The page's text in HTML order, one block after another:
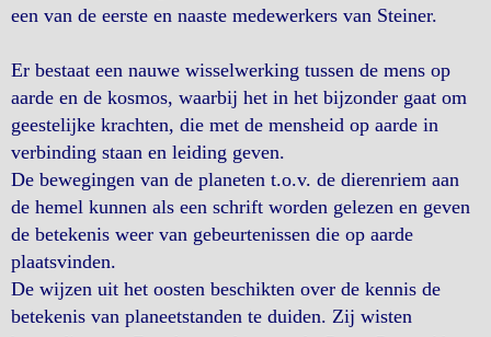
een van de eerste en naaste medewerkers van Steiner.
Er bestaat een nauwe wisselwerking tussen de mens op
aarde en de kosmos, waarbij het in het bijzonder gaat om
geestelijke krachten, die met de mensheid op aarde in
verbinding staan en leiding geven.
De bewegingen van de planeten t.o.v. de dierenriem aan
de hemel kunnen als een schrift worden gelezen en geven
de betekenis weer van gebeurtenissen die op aarde
plaatsvinden.
De wijzen uit het oosten beschikten over de kennis de
betekenis van planeetstanden te duiden. Zij wisten